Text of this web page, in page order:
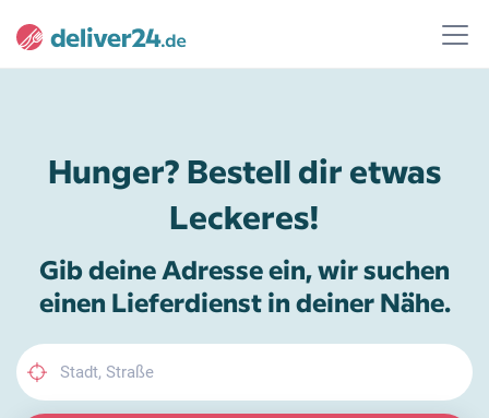
Hunger? Bestell dir etwas
Leckeres!
Gib deine Adresse ein, wir suchen
einen Lieferdienst in deiner Nähe.